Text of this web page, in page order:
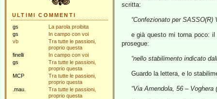
ULTIMI COMMENTI
gs
La parola proibita
gs
In campo con voi
vb
Tra tutte le passioni,
proprio questa
finelli
In campo con voi
gs
Tra tutte le passioni,
proprio questa
MCP
Tra tutte le passioni,
proprio questa
.mau.
Tra tutte le passioni,
proprio questa
scritta:
“Confezionato per
e già questo mi torna poco:
prosegue:
“nello stabilimento indicato
Guardo la lettera, e lo
“Via Amendola, 56 – Voghera